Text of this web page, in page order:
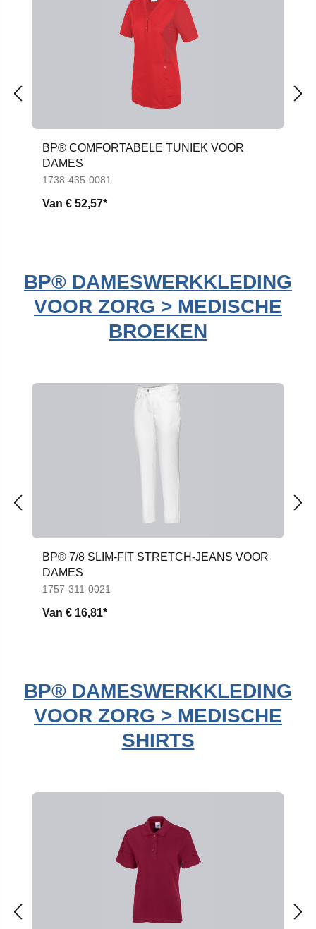
BP® COMFORTABELE TUNIEK VOOR
DAMES
1738-435-0081
Van € 52,57*
BP® DAMESWERKKLEDING
VOOR ZORG > MEDISCHE
BROEKEN
Productgalerij overslaan
BP® 7/8 SLIM-FIT STRETCH-JEANS VOOR
DAMES
1757-311-0021
Van € 16,81*
BP® DAMESWERKKLEDING
VOOR ZORG > MEDISCHE
SHIRTS
Productgalerij overslaan